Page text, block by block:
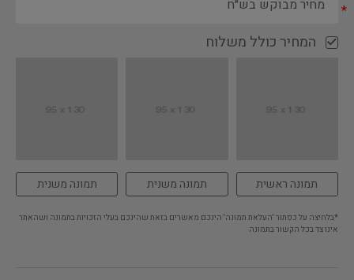
*
המחיר כולל משלוח
תמונה ראשית תמונה משנית תמונה משנית
*בלחיצה על כפתור 'העלאת תמונה' הינכם מאשרים בזאת שהינכם בעלי הזכויות בתמונה ושהאתר
אינו צד בכל הקשור בתמונה